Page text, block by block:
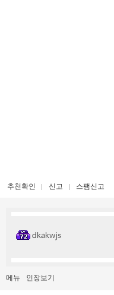
추천확인 신고 스팸신고
dkakwjs
메뉴 인장보기